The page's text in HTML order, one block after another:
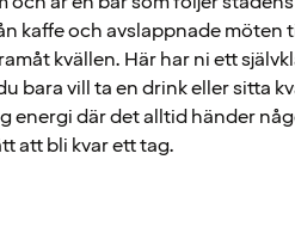
kaffe och avslappnade möten
kvällen. Här har ni ett
bara vill ta en drink eller sitta
energi där det alltid händer
att bli kvar ett tag.